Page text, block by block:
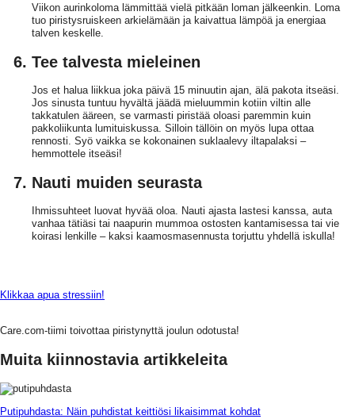
Viikon aurinkoloma lämmittää vielä pitkään loman jälkeenkin. Loma
tuo piristysruiskeen arkielämään ja kaivattua lämpöä ja energiaa
talven keskelle.
Tee talvesta mieleinen
Jos et halua liikkua joka päivä 15 minuutin ajan, älä pakota itseäsi.
Jos sinusta tuntuu hyvältä jäädä mieluummin kotiin viltin alle
takkatulen ääreen, se varmasti piristää oloasi paremmin kuin
pakkoliikunta lumituiskussa. Silloin tällöin on myös lupa ottaa
rennosti. Syö vaikka se kokonainen suklaalevy iltapalaksi –
hemmottele itseäsi!
Nauti muiden seurasta
Ihmissuhteet luovat hyvää oloa. Nauti ajasta lastesi kanssa, auta
vanhaa tätiäsi tai naapurin mummoa ostosten kantamisessa tai vie
koirasi lenkille – kaksi kaamosmasennusta torjuttu yhdellä iskulla!
Klikkaa apua stressiin!
Care.com-tiimi toivottaa piristynyttä joulun odotusta!
Muita kiinnostavia artikkeleita
Putipuhdasta: Näin puhdistat keittiösi likaisimmat kohdat